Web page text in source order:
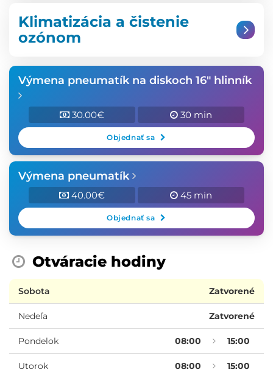
Klimatizácia a čistenie
ozónom
Výmena pneumatík na diskoch 16" hlinník
30.00€ 30 min
Objednať sa
Výmena pneumatík
40.00€ 45 min
Objednať sa
Otváracie hodiny
Sobota Zatvorené
Nedeľa Zatvorené
Pondelok 08:00 15:00
Utorok 08:00 15:00